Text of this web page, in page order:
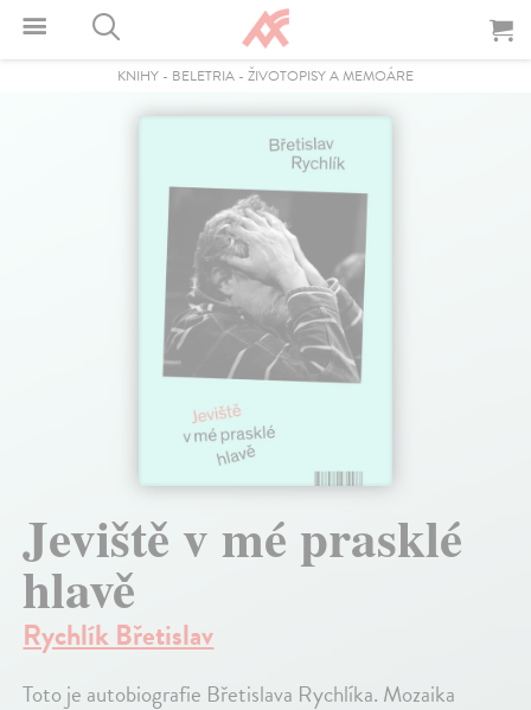
KNIHY - BELETRIA - ŽIVOTOPISY A MEMOÁRE
Jeviště v mé prasklé
hlavě
Rychlík Břetislav
Toto je autobiografie Břetislava Rychlíka. Mozaika